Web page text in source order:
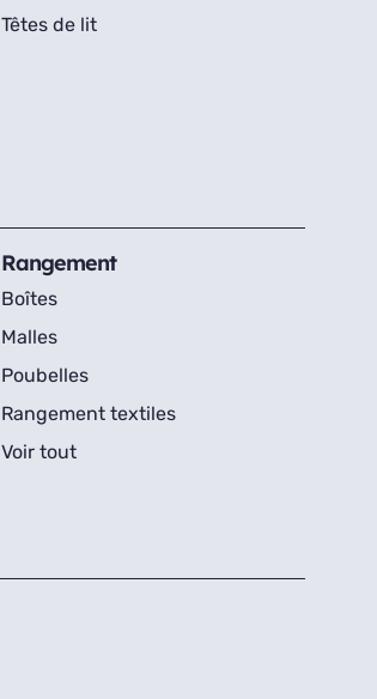
Têtes de lit
Rangement
Boîtes
Malles
Poubelles
Rangement textiles
Voir tout